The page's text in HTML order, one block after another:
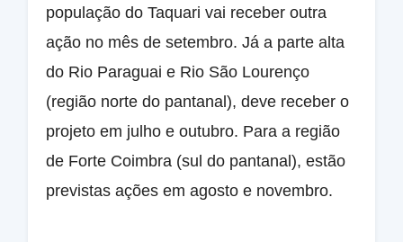
população do Taquari vai receber outra
ação no mês de setembro. Já a parte alta
do Rio Paraguai e Rio São Lourenço
(região norte do pantanal), deve receber o
projeto em julho e outubro. Para a região
de Forte Coimbra (sul do pantanal), estão
previstas ações em agosto e novembro.